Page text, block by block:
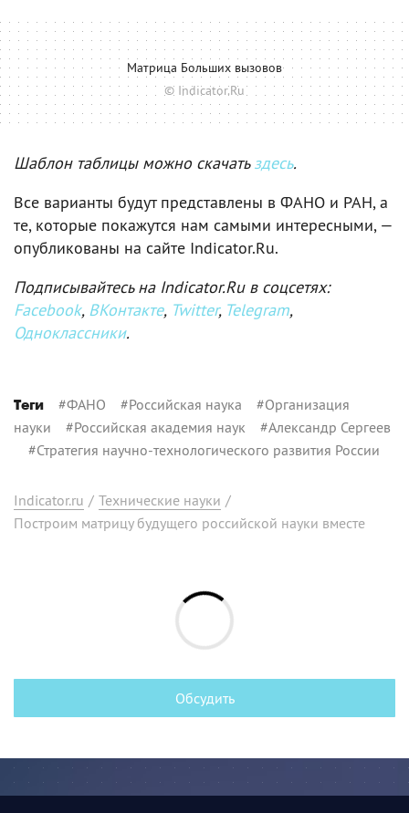
Матрица Больших вызовов
© Indicator.Ru
Шаблон таблицы можно скачатьздесь.
Все варианты будут представлены в ФАНО и РАН, а
те, которые покажутся нам самыми интересными, —
опубликованы на сайте Indicator.Ru.
Подписывайтесь на Indicator.Ru в соцсетях:
Facebook, ВКонтакте, Twitter, Telegram,
Одноклассники.
Теги #ФАНО #Российская наука #Организация
науки #Российская академия наук #Александр Сергеев
#Стратегия научно-технологического развития России
Indicator.ru / Технические науки /
Построим матрицу будущего российской науки вместе
Обсудить